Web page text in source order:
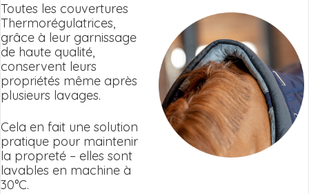
Toutes les couvertures
Thermorégulatrices,
grâce à leur garnissage
de haute qualité,
conservent leurs
propriétés même après
plusieurs lavages.
Cela en fait une solution
pratique pour maintenir
la propreté – elles sont
lavables en machine à
30°C.